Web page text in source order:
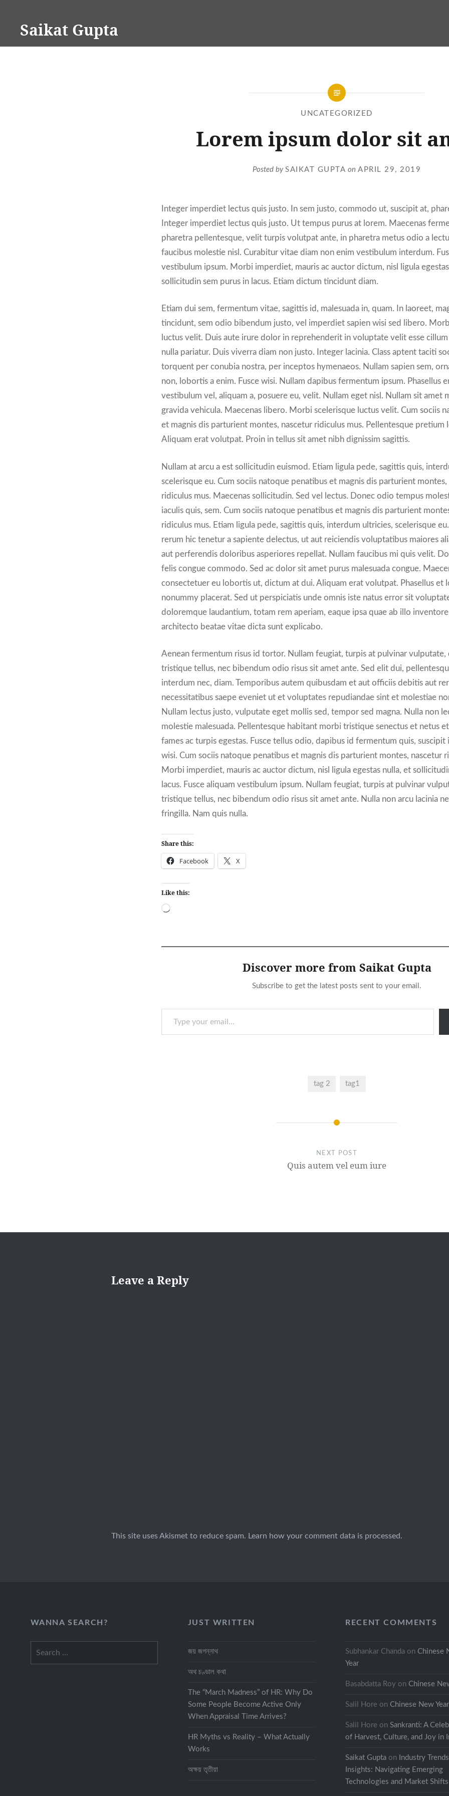
contentSaikat Gupta
UNCATEGORIZED
Lorem ipsum dolor sit
Posted by SAIKAT GUPTA on APRIL 29, 2019
Integer imperdiet lectus quis justo. In sem justo, commodo ut, suscipit at,
Integer imperdiet lectus quis justo. Ut tempus purus at lorem. Maecenas
pharetra pellentesque, velit turpis volutpat ante, in pharetra metus odio a
faucibus molestie nisl. Curabitur vitae diam non enim vestibulum interdum.
vestibulum ipsum. Morbi imperdiet, mauris ac auctor dictum, nisl ligula
sollicitudin sem purus in lacus. Etiam dictum tincidunt diam.
Etiam dui sem, fermentum vitae, sagittis id, malesuada in, quam. In laoreet,
tincidunt, sem odio bibendum justo, vel imperdiet sapien wisi sed libero.
luctus velit. Duis aute irure dolor in reprehenderit in voluptate velit esse
nulla pariatur. Duis viverra diam non justo. Integer lacinia. Class aptent taciti
torquent per conubia nostra, per inceptos hymenaeos. Nullam sapien sem,
non, lobortis a enim. Fusce wisi. Nullam dapibus fermentum ipsum. Phasellus
vestibulum vel, aliquam a, posuere eu, velit. Nullam eget nisl. Nullam sit amet
gravida vehicula. Maecenas libero. Morbi scelerisque luctus velit. Cum sociis
et magnis dis parturient montes, nascetur ridiculus mus. Pellentesque pretium
Aliquam erat volutpat. Proin in tellus sit amet nibh dignissim sagittis.
Nullam at arcu a est sollicitudin euismod. Etiam ligula pede, sagittis quis,
scelerisque eu. Cum sociis natoque penatibus et magnis dis parturient montes,
ridiculus mus. Maecenas sollicitudin. Sed vel lectus. Donec odio tempus
iaculis quis, sem. Cum sociis natoque penatibus et magnis dis parturient
ridiculus mus. Etiam ligula pede, sagittis quis, interdum ultricies, scelerisque
rerum hic tenetur a sapiente delectus, ut aut reiciendis voluptatibus maiores
aut perferendis doloribus asperiores repellat. Nullam faucibus mi quis velit.
felis congue commodo. Sed ac dolor sit amet purus malesuada congue.
consectetuer eu lobortis ut, dictum at dui. Aliquam erat volutpat. Phasellus et
nonummy placerat. Sed ut perspiciatis unde omnis iste natus error sit
doloremque laudantium, totam rem aperiam, eaque ipsa quae ab illo
architecto beatae vitae dicta sunt explicabo.
Aenean fermentum risus id tortor. Nullam feugiat, turpis at pulvinar vulputate,
tristique tellus, nec bibendum odio risus sit amet ante. Sed elit dui,
interdum nec, diam. Temporibus autem quibusdam et aut officiis debitis aut
necessitatibus saepe eveniet ut et voluptates repudiandae sint et molestiae
Nullam lectus justo, vulputate eget mollis sed, tempor sed magna. Nulla non
molestie malesuada. Pellentesque habitant morbi tristique senectus et netus
fames ac turpis egestas. Fusce tellus odio, dapibus id fermentum quis, suscipit
wisi. Cum sociis natoque penatibus et magnis dis parturient montes, nascetur
Morbi imperdiet, mauris ac auctor dictum, nisl ligula egestas nulla, et
lacus. Fusce aliquam vestibulum ipsum. Nullam feugiat, turpis at pulvinar
tristique tellus, nec bibendum odio risus sit amet ante. Nulla non arcu lacinia
fringilla. Nam quis nulla.
Share this:
Facebook X
Like this:
Loading…
Discover more from Saikat Gupta
Subscribe to get the latest posts sent to your email.
Type your email…
tag 2 tag1
NEXT POST
Quis autem vel eum iure
Leave a Reply
This site uses Akismet to reduce spam. Learn how your comment data is processed.
WANNA SEARCH? JUST WRITTEN
জয় জগন্নাথ
অথ চণ্ডাল কথা
The “March Madness” of HR: Why Do
Some People Become Active Only
When Appraisal Time Arrives?
HR Myths vs Reality – What Actually
Works
অক্ষয় তৃতীয়া
RECENT COMMENTS
Subhankar Chanda onChinese
Year
Basabdatta Roy onChinese
Salil Hore onChinese New Year
Salil Hore onSankranti: A
of Harvest, Culture, and Joy in
Saikat Gupta on Industry
Insights: Navigating Emerging
Technologies and Market Shifts